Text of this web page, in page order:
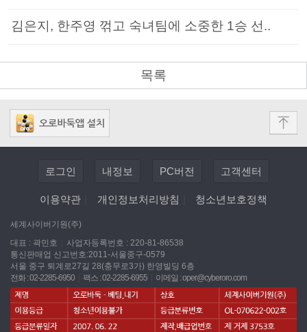
김은지, 한주영 꺾고 숙녀팀에 소중한 1승 선..
목록
로그인 내정보 PC버전 고객센터
이용약관 개인정보처리방침 청소년보호정책
세계사이버기원(주)
대표 : 곽민호
사업자등록번호 : 220-81-86538
통신판매업 신고번호:2011-서울중구-0579
서울 중구 퇴계로27길 28(충무로3가) 한영빌딩 6층
전화 : 02-2285-6950
팩스 : 02-2285-6955 이메일 :oper@cyberoro.com